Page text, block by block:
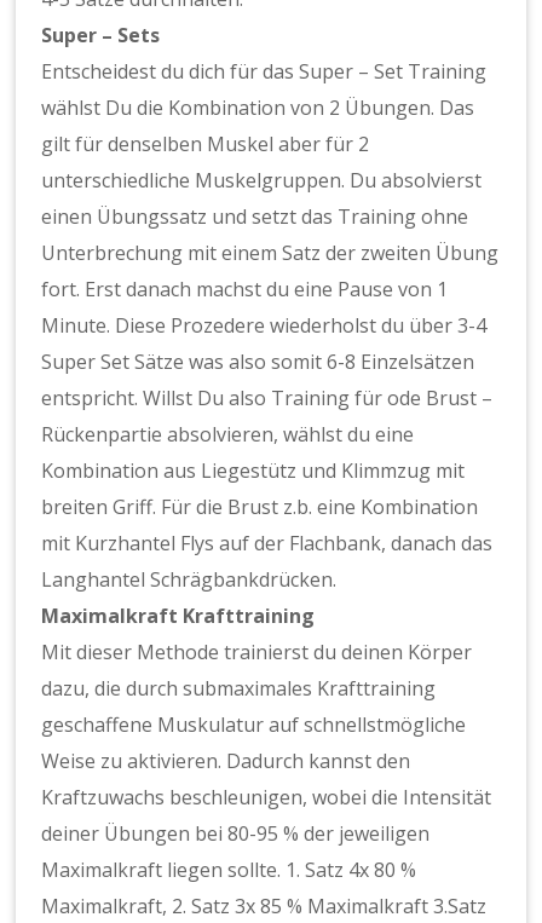
Super – Sets
Entscheidest du dich für das Super – Set Training
wählst Du die Kombination von 2 Übungen. Das
gilt für denselben Muskel aber für 2
unterschiedliche Muskelgruppen. Du absolvierst
einen Übungssatz und setzt das Training ohne
Unterbrechung mit einem Satz der zweiten Übung
fort. Erst danach machst du eine Pause von 1
Minute. Diese Prozedere wiederholst du über 3-4
Super Set Sätze was also somit 6-8 Einzelsätzen
entspricht. Willst Du also Training für ode Brust –
Rückenpartie absolvieren, wählst du eine
Kombination aus Liegestütz und Klimmzug mit
breiten Griff. Für die Brust z.b. eine Kombination
mit Kurzhantel Flys auf der Flachbank, danach das
Langhantel Schrägbankdrücken.
Maximalkraft Krafttraining
Mit dieser Methode trainierst du deinen Körper
dazu, die durch submaximales Krafttraining
geschaffene Muskulatur auf schnellstmögliche
Weise zu aktivieren. Dadurch kannst den
Kraftzuwachs beschleunigen, wobei die Intensität
deiner Übungen bei 80-95 % der jeweiligen
Maximalkraft liegen sollte. 1. Satz 4x 80 %
Maximalkraft, 2. Satz 3x 85 % Maximalkraft 3.Satz